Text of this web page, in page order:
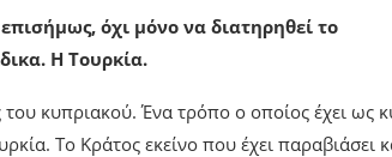
όχι μόνο να διατηρηθεί το
Η Τουρκία.
του κυπριακού. Ένα τρόπο ο οποίος έχει ως
Το Κράτος εκείνο που έχει παραβιάσει